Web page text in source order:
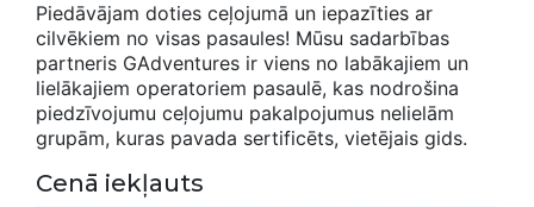
Piedāvājam doties ceļojumā un iepazīties ar
cilvēkiem no visas pasaules! Mūsu sadarbības
partneris GAdventures ir viens no labākajiem un
lielākajiem operatoriem pasaulē, kas nodrošina
piedzīvojumu ceļojumu pakalpojumus nelielām
grupām, kuras pavada sertificēts, vietējais gids.
Cenā iekļauts